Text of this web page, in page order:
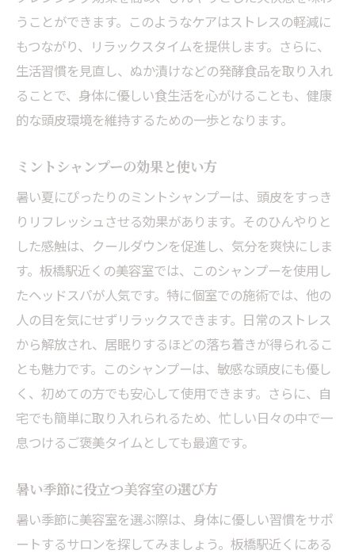
うことができます。このようなケアはストレスの軽減に
もつながり、リラックスタイムを提供します。さらに、
生活習慣を見直し、ぬか漬けなどの発酵食品を取り入れ
ることで、身体に優しい食生活を心がけることも、健康
的な頭皮環境を維持するための一歩となります。
ミントシャンプーの効果と使い方
暑い夏にぴったりのミントシャンプーは、頭皮をすっき
りリフレッシュさせる効果があります。そのひんやりと
した感触は、クールダウンを促進し、気分を爽快にしま
す。板橋駅近くの美容室では、このシャンプーを使用し
たヘッドスパが人気です。特に個室での施術では、他の
人の目を気にせずリラックスできます。日常のストレス
から解放され、居眠りするほどの落ち着きが得られるこ
とも魅力です。このシャンプーは、敏感な頭皮にも優し
く、初めての方でも安心して使用できます。さらに、自
宅でも簡単に取り入れられるため、忙しい日々の中で一
息つけるご褒美タイムとしても最適です。
暑い季節に役立つ美容室の選び方
暑い季節に美容室を選ぶ際は、身体に優しい習慣をサポ
ートするサロンを探してみましょう。板橋駅近くにある